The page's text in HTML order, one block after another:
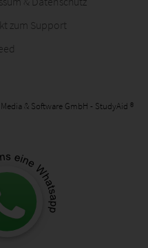
zum Support
& Software GmbH - StudyAid ®